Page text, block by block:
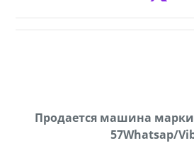
Продается машина марки
57Whatsap/
Продаются грабли под
72